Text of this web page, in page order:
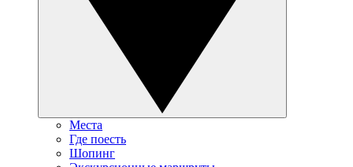
Места
Где поесть
Шопинг